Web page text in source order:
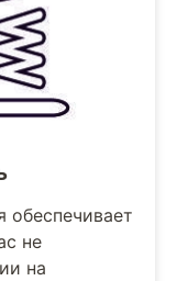
обеспечивает
не
на